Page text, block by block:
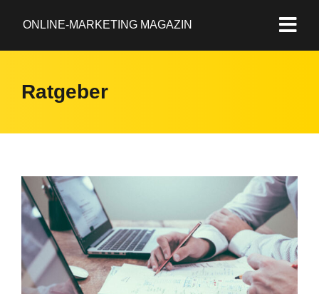
ONLINE-MARKETING MAGAZIN
Ratgeber